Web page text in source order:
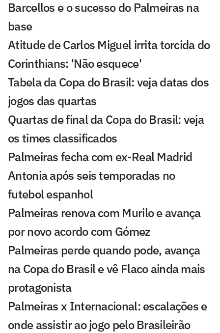
Barcellos e o sucesso do Palmeiras na
base
Atitude de Carlos Miguel irrita torcida do
Corinthians: 'Não esquece'
Tabela da Copa do Brasil: veja datas dos
jogos das quartas
Quartas de final da Copa do Brasil: veja
os times classificados
Palmeiras fecha com ex-Real Madrid
Antonia após seis temporadas no
futebol espanhol
Palmeiras renova com Murilo e avança
por novo acordo com Gómez
Palmeiras perde quando pode, avança
na Copa do Brasil e vê Flaco ainda mais
protagonista
Palmeiras x Internacional: escalações e
onde assistir ao jogo pelo Brasileirão